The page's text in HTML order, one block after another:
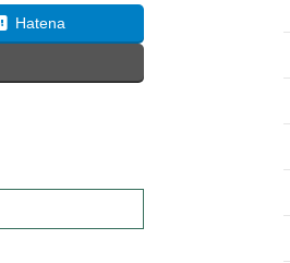
Hatena